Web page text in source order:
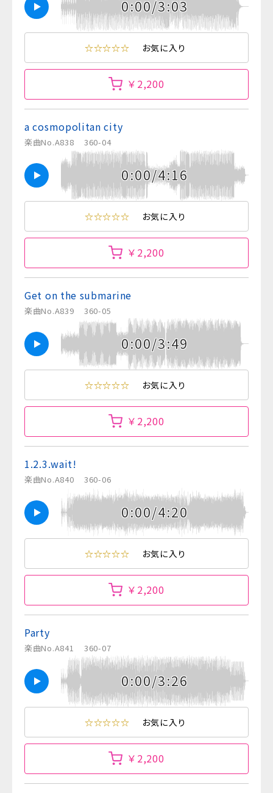
0:00/3:03
☆☆☆☆☆ お気に入り
￥2,200
a cosmopolitan city
楽曲No.A838 360-04
0:00/4:16
☆☆☆☆☆ お気に入り
￥2,200
Get on the submarine
楽曲No.A839 360-05
0:00/3:49
☆☆☆☆☆ お気に入り
￥2,200
1.2.3.wait!
楽曲No.A840 360-06
0:00/4:20
☆☆☆☆☆ お気に入り
￥2,200
Party
楽曲No.A841 360-07
0:00/3:26
☆☆☆☆☆ お気に入り
￥2,200